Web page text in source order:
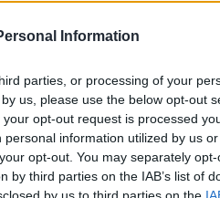
Information
parties, or processing of your
us, please use the below opt-out
opt-out request is processed
information utilized by us
opt-out. You may separately
third parties on the IAB’s list of
by us to third parties on the
κάτι
τέτοια. Ίσια-
ένα
πολιτεία, μία
ήτανε θολά από τη
λάμπα